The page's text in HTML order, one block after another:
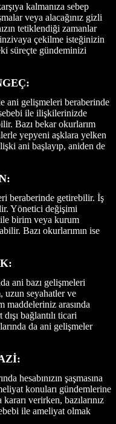
kalmanıza sebep
veya alacağınız gizli
tetiklendiği zamanlar
çekilme isteğinizin
süreçte gündeminizi
ani gelişmeleri beraberinde
ile ilişkilerinizde
Bazı bekar okurlarım
yepyeni aşklara yelken
ani başlayıp, aniden de
beraberinde getirebilir. İş
Yönetici değişimi
birim veya kurum
Bazı okurlarımın ise
ani bazı gelişmeleri
uzun seyahatler ve
maddeleriniz arasında
bağlantılı ticari
da ani gelişmeler
hesabınızın şaşmasına
konuları gündemlerine
verirken, bazılarınız
ile ameliyat olmak